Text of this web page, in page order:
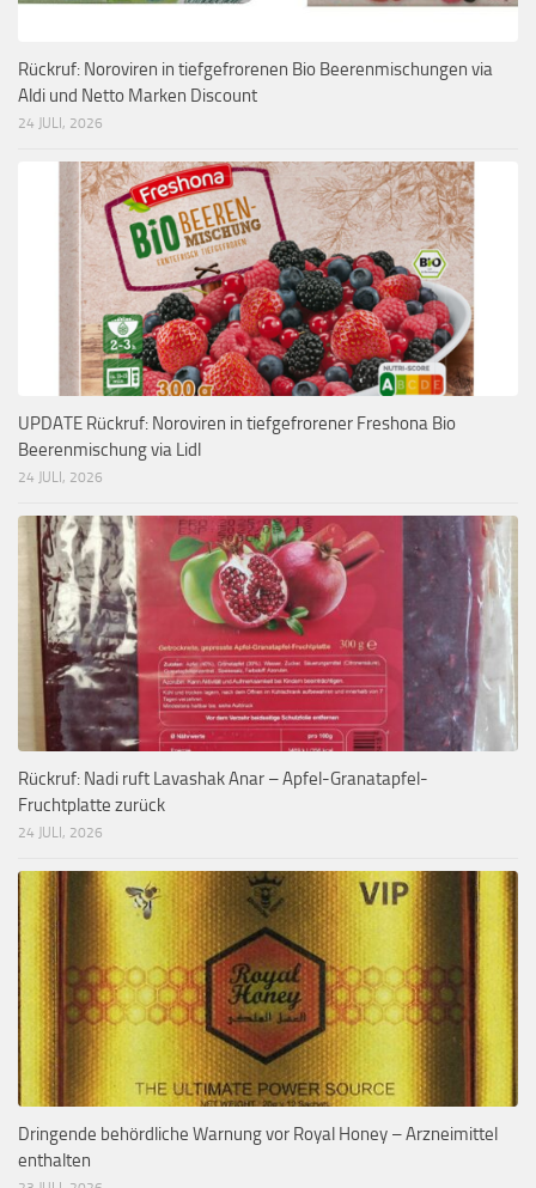
Rückruf: Noroviren in tiefgefrorenen Bio Beerenmischungen via
Aldi und Netto Marken Discount
24 JULI, 2026
UPDATE Rückruf: Noroviren in tiefgefrorener Freshona Bio
Beerenmischung via Lidl
24 JULI, 2026
Rückruf: Nadi ruft Lavashak Anar – Apfel-Granatapfel-
Fruchtplatte zurück
24 JULI, 2026
Dringende behördliche Warnung vor Royal Honey – Arzneimittel
enthalten